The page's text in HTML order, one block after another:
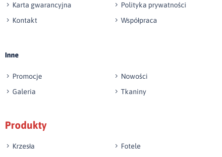
Wyślij opinię
Karta gwarancyjna
Polityka prywatności
Kontakt
Współpraca
Inne
Promocje
Nowości
Galeria
Tkaniny
Produkty
Krzesła
Fotele